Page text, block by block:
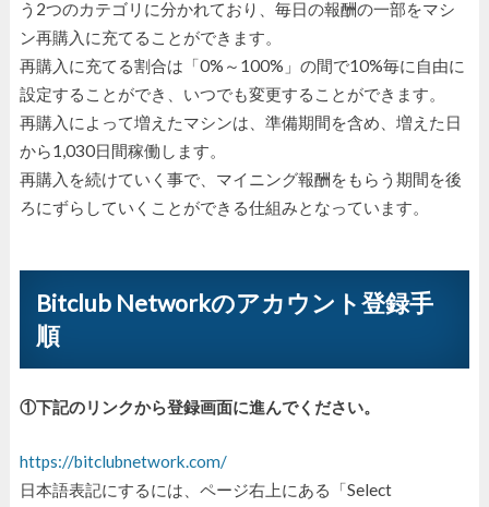
う2つのカテゴリに分かれており、毎日の報酬の一部をマシ
ン再購入に充てることができます。
再購入に充てる割合は「0%～100%」の間で10%毎に自由に
設定することができ、いつでも変更することができます。
再購入によって増えたマシンは、準備期間を含め、増えた日
から1,030日間稼働します。
再購入を続けていく事で、マイニング報酬をもらう期間を後
ろにずらしていくことができる仕組みとなっています。
Bitclub Networkのアカウント登録手
順
①下記のリンクから登録画面に進んでください。
https://bitclubnetwork.com/
日本語表記にするには、ページ右上にある「Select